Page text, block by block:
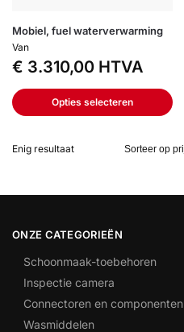
Mobiel, fuel waterverwarming
Van
€ 3.310,00 HTVA
Opties selecteren
Enig resultaat
ONZE CATEGORIEËN
Schoonmaak-toebehoren
Inspectie camera
Connectoren en componenten
Wasmiddelen